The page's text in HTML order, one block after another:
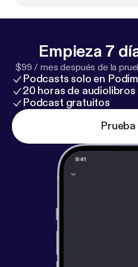
natuurrampen, maar de
ze hun kostbare vruchten
plukken. De Grote
Leon Boelens, Max
De eindmontage wordt
Impe. Zoals je hoort zijn
origineel. Geen experts,
Hebben we iets verkeerd
cruciaals vergeten? Volg
Twitter of Instagram op
ons enorm helpen door je
vriend van de show te
ons jaarlijks voor een klein
weer mooie nieuwe
Volgende keer reizen we
Empieza 7
$99 / mes después de la
Podcasts solo en
20 horas de audiolibros
Podcast gratuitos